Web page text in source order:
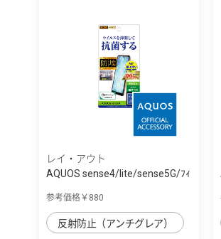
レイ・アウト
AQUOS sense4/lite/sense5G/ﾌｨ
参考価格￥880
反射防止（アンチグレア）